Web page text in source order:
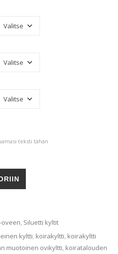
teksti tähän
oveen Siluetti kyltit
kyltti koirakyltti koirakyltti
muotoinen ovikyltti koiratalouden